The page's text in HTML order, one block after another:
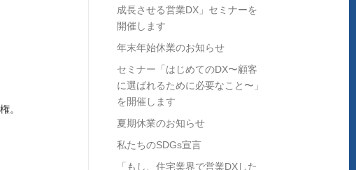
。
成長させる営業DX」セミナーを
開催します
年末年始休業のお知らせ
セミナー「はじめてのDX〜顧客
に選ばれるために必要なこと〜」
を開催します
夏期休業のお知らせ
私たちのSDGs宣言
「もし、住宅業界で営業DXした